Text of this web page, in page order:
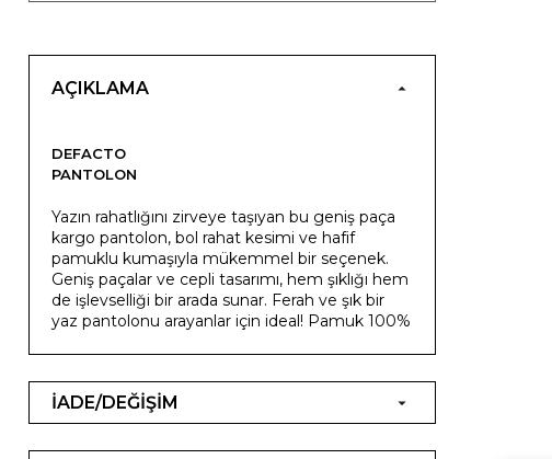
AÇIKLAMA
DEFACTO
PANTOLON
Yazın rahatlığını zirveye taşıyan bu geniş paça
kargo pantolon, bol rahat kesimi ve hafif
pamuklu kumaşıyla mükemmel bir seçenek.
Geniş paçalar ve cepli tasarımı, hem şıklığı hem
de işlevselliği bir arada sunar. Ferah ve şık bir
yaz pantolonu arayanlar için ideal! Pamuk 100%
İADE/DEĞİŞİM